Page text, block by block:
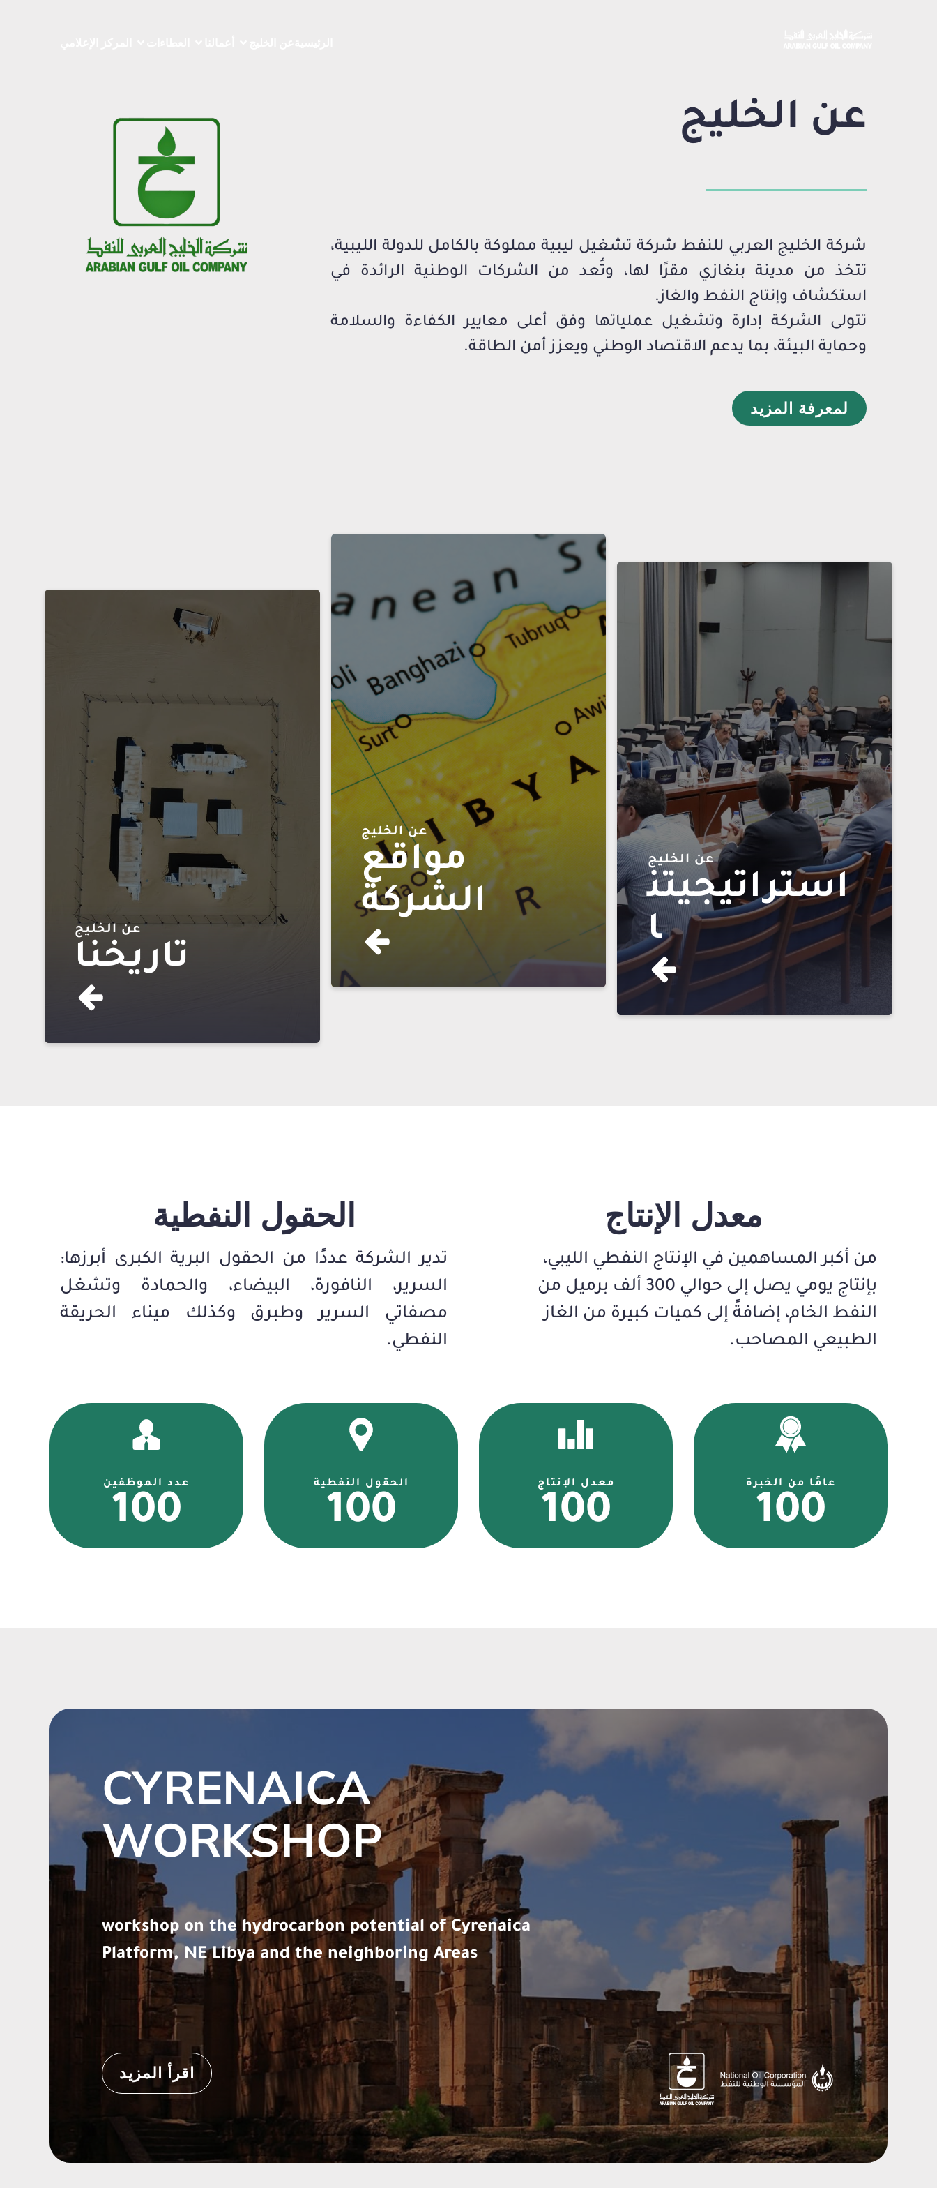
عن الخليج
شركة الخليج العربي للنفط شركة تشغيل ليبية مملوكة بالكامل للدولة الليبية،
تتخذ من مدينة بنغازي مقرًا لها، وتُعد من الشركات الوطنية الرائدة في
استكشاف وإنتاج النفط والغاز.
تتولى الشركة إدارة وتشغيل عملياتها وفق أعلى معايير الكفاءة والسلامة
وحماية البيئة، بما يدعم الاقتصاد الوطني ويعزز أمن الطاقة.
لمعرفة المزيد
عن الخليج
استراتيجيتن
ا
عن الخليج
مواقع
الشركة
عن الخليج
تاريخنا
معدل الإنتاج
من أكبر المساهمين في الإنتاج النفطي الليبي،
بإنتاج يومي يصل إلى حوالي 300 ألف برميل من
النفط الخام، إضافةً إلى كميات كبيرة من الغاز
الطبيعي المصاحب.
الحقول النفطية
تدير الشركة عددًا من الحقول البرية الكبرى أبرزها:
السرير، النافورة، البيضاء، والحمادة وتشغل
مصفاتي السرير وطبرق وكذلك ميناء الحريقة
النفطي.
عامًا من الخبرة
100
معدل الإنتاج
100
الحقول النفطية
100
عدد الموظفين
100
CYRENAICA
WORKSHOP
workshop on the hydrocarbon potential of Cyrenaica
Platform, NE Libya and the neighboring Areas
اقرأ المزيد